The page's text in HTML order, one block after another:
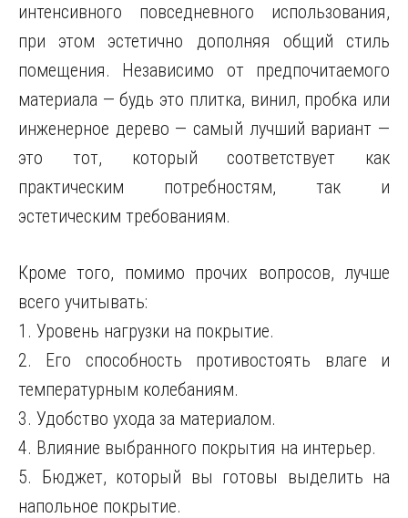
интенсивного повседневного использования,
при этом эстетично дополняя общий стиль
помещения. Независимо от предпочитаемого
материала — будь это плитка, винил, пробка или
инженерное дерево — самый лучший вариант —
это тот, который соответствует как
практическим потребностям, так и
эстетическим требованиям.
Кроме того, помимо прочих вопросов, лучше
всего учитывать:
1. Уровень нагрузки на покрытие.
2. Его способность противостоять влаге и
температурным колебаниям.
3. Удобство ухода за материалом.
4. Влияние выбранного покрытия на интерьер.
5. Бюджет, который вы готовы выделить на
напольное покрытие.